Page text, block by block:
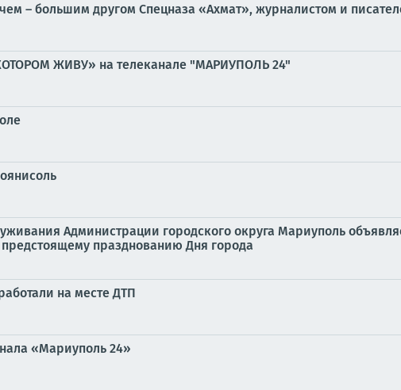
– большим другом Спецназа «Ахмат», журналистом и
ЖИВУ» на телеканале "МАРИУПОЛЬ 24"
Администрации городского округа Мариуполь
празднованию Дня города
на месте ДТП
«Мариуполь 24»